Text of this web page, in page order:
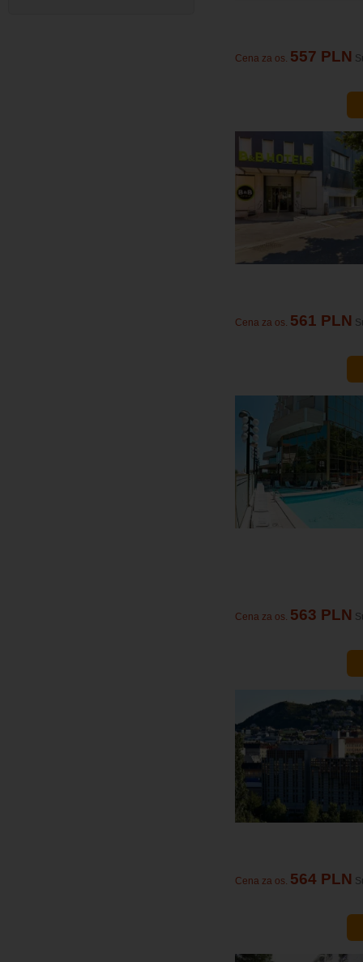
Cena za os. 557 PLN
Cena za os. 561 PLN
Cena za os. 563 PLN
Cena za os. 564 PLN